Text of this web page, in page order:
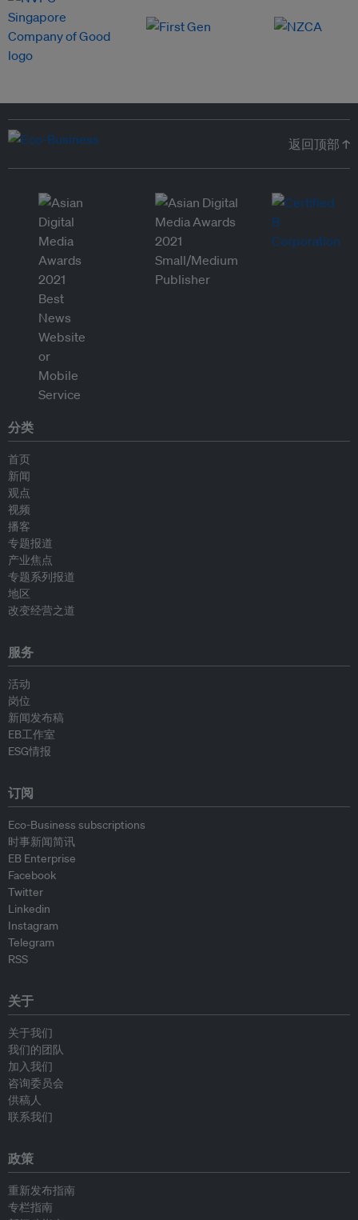
返回顶部 ↑
分类
首页
新闻
观点
视频
播客
专题报道
产业焦点
专题系列报道
地区
改变经营之道
服务
活动
岗位
新闻发布稿
EB工作室
ESG情报
订阅
Eco-Business subscriptions
时事新闻简讯
EB Enterprise
Facebook
Twitter
Linkedin
Instagram
Telegram
RSS
关于
关于我们
我们的团队
加入我们
咨询委员会
供稿人
联系我们
政策
重新发布指南
专栏指南